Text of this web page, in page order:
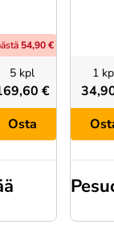
54,90 €
5 kpl
€
Osta
1